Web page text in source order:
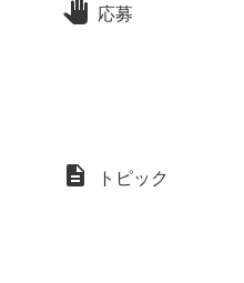
応募
トピック